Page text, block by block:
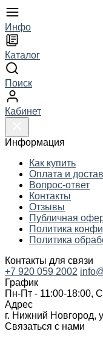
Инфо
Каталог
Поиск
Кабинет
Информация
Как купить
Оплата и
Вопрос-ответ
Контакты
Отзывы
Публичная
Политика
Политика
Контакты для связи
+7 920 059 2002
График
Пн-Пт - 11:00-18:00,
Адрес
г. Нижний Новгород,
Связаться с нами